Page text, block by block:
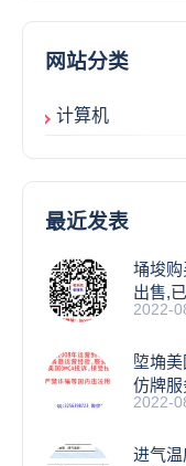
网站分类
计算机
最近发表
埇埈
出售,
名
2022-
埅埆
仿牌
兰
2022-
进气